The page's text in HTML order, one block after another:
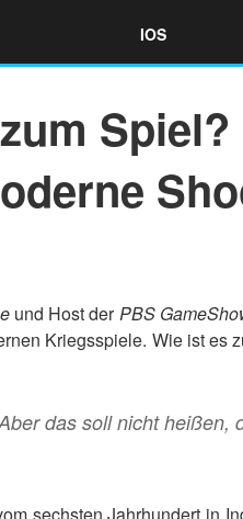
IOS
und Host derPBS
Kriegsspiele. Wie ist es
das soll nicht heißen,